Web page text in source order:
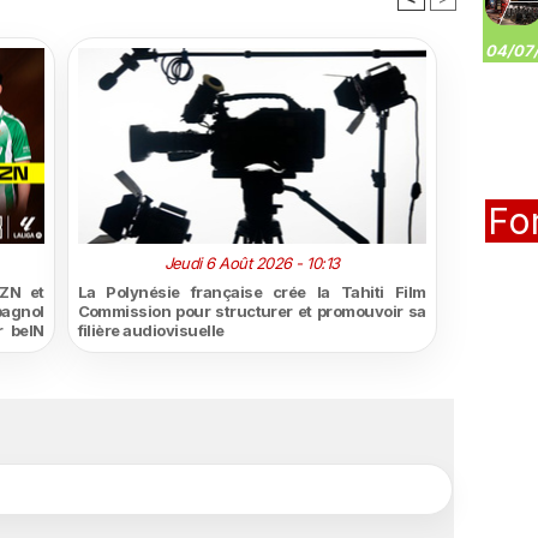
et
beIN
Jeudi 6 Août 2026 - 10:13
La Polynésie française crée la Tahiti Film
Commission pour structurer et promouvoir sa
filière audiovisuelle
04/07/